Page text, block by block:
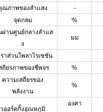
ณภาพของลำแสง
-
จุดกลม
%
ผ่านศูนย์กลางลำแส
ง
มม
าส่วนโพลาไรเซชัน
ถียรภาพของชีพจร
%
ความเสถียรของ
พลังงาน
%
วออร์คกิ้งอุณหภูมิ
องศา